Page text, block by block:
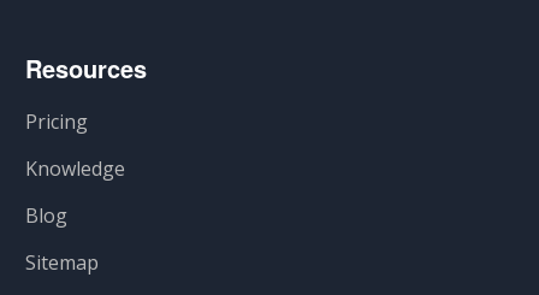
Resources
Pricing
Knowledge
Blog
Sitemap